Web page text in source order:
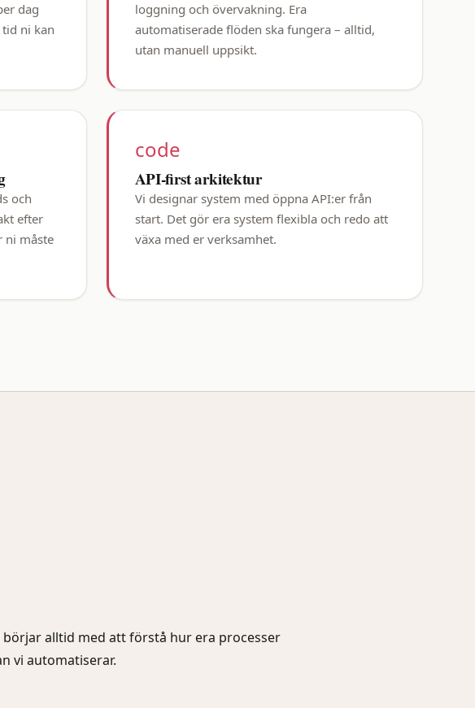
dag
ni kan
loggning och övervakning. Era
automatiserade flöden ska fungera – alltid,
utan manuell uppsikt.
och
efter
ni måste
code
API-first arkitektur
Vi designar system med öppna API:er från
start. Det gör era system flexibla och redo att
växa med er verksamhet.
alltid med att förstå hur era processer
vi automatiserar.